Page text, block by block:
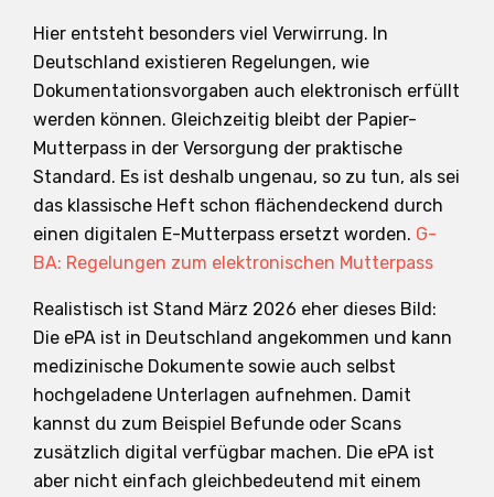
Hier entsteht besonders viel Verwirrung. In
Deutschland existieren Regelungen, wie
Dokumentationsvorgaben auch elektronisch erfüllt
werden können. Gleichzeitig bleibt der Papier-
Mutterpass in der Versorgung der praktische
Standard. Es ist deshalb ungenau, so zu tun, als sei
das klassische Heft schon flächendeckend durch
einen digitalen E-Mutterpass ersetzt worden. G-
BA: Regelungen zum elektronischen Mutterpass
Realistisch ist Stand März 2026 eher dieses Bild:
Die ePA ist in Deutschland angekommen und kann
medizinische Dokumente sowie auch selbst
hochgeladene Unterlagen aufnehmen. Damit
kannst du zum Beispiel Befunde oder Scans
zusätzlich digital verfügbar machen. Die ePA ist
aber nicht einfach gleichbedeutend mit einem